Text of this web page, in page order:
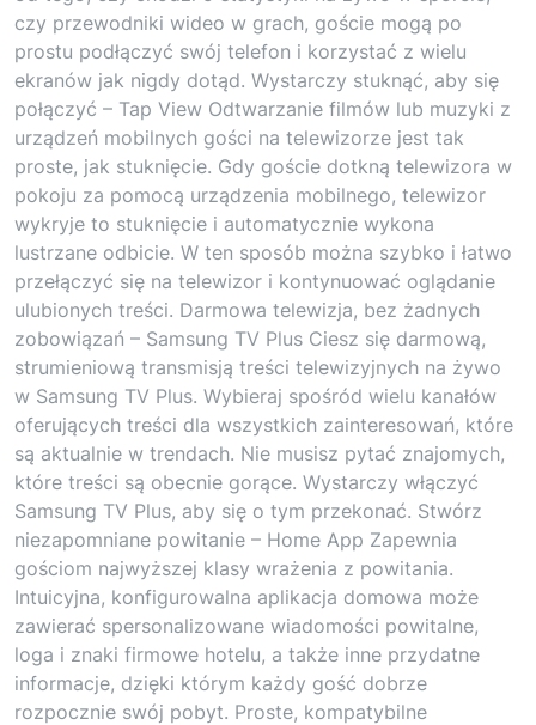
czy przewodniki wideo w grach, goście mogą po
prostu podłączyć swój telefon i korzystać z wielu
ekranów jak nigdy dotąd. Wystarczy stuknąć, aby się
połączyć – Tap View Odtwarzanie filmów lub muzyki z
urządzeń mobilnych gości na telewizorze jest tak
proste, jak stuknięcie. Gdy goście dotkną telewizora w
pokoju za pomocą urządzenia mobilnego, telewizor
wykryje to stuknięcie i automatycznie wykona
lustrzane odbicie. W ten sposób można szybko i łatwo
przełączyć się na telewizor i kontynuować oglądanie
ulubionych treści. Darmowa telewizja, bez żadnych
zobowiązań – Samsung TV Plus Ciesz się darmową,
strumieniową transmisją treści telewizyjnych na żywo
w Samsung TV Plus. Wybieraj spośród wielu kanałów
oferujących treści dla wszystkich zainteresowań, które
są aktualnie w trendach. Nie musisz pytać znajomych,
które treści są obecnie gorące. Wystarczy włączyć
Samsung TV Plus, aby się o tym przekonać. Stwórz
niezapomniane powitanie – Home App Zapewnia
gościom najwyższej klasy wrażenia z powitania.
Intuicyjna, konfigurowalna aplikacja domowa może
zawierać spersonalizowane wiadomości powitalne,
loga i znaki firmowe hotelu, a także inne przydatne
informacje, dzięki którym każdy gość dobrze
rozpocznie swój pobyt. Proste, kompatybilne